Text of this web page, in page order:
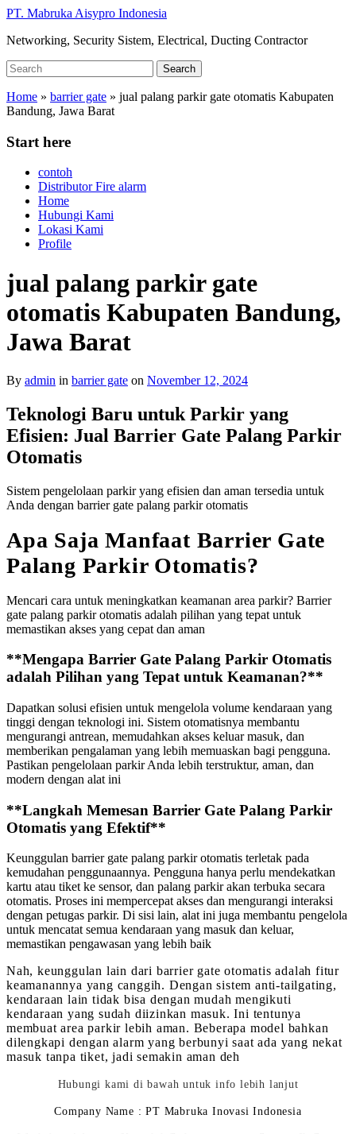
Skip
main
PT. Mabruka Aisypro Indonesia
Networking, Security Sistem, Electrical, Ducting Contractor
Search
for:
Search
Home » barrier gate » jual palang parkir gate otomatis Kabupaten
Bandung, Jawa Barat
Start here
contoh
Distributor Fire alarm
Home
Hubungi Kami
Lokasi Kami
Profile
jual palang parkir gate
otomatis Kabupaten Bandung,
Jawa Barat
By admin in barrier gate on November 12, 2024
Teknologi Baru untuk Parkir yang
Efisien: Jual Barrier Gate Palang Parkir
Otomatis
Sistem pengelolaan parkir yang efisien dan aman tersedia untuk
Anda dengan barrier gate palang parkir otomatis
Apa Saja Manfaat Barrier Gate
Palang Parkir Otomatis?
Mencari cara untuk meningkatkan keamanan area parkir? Barrier
gate palang parkir otomatis adalah pilihan yang tepat untuk
memastikan akses yang cepat dan aman
**Mengapa Barrier Gate Palang Parkir Otomatis
adalah Pilihan yang Tepat untuk Keamanan?**
Dapatkan solusi efisien untuk mengelola volume kendaraan yang
tinggi dengan teknologi ini. Sistem otomatisnya membantu
mengurangi antrean, memudahkan akses keluar masuk, dan
memberikan pengalaman yang lebih memuaskan bagi pengguna.
Pastikan pengelolaan parkir Anda lebih terstruktur, aman, dan
modern dengan alat ini
**Langkah Memesan Barrier Gate Palang Parkir
Otomatis yang Efektif**
Keunggulan barrier gate palang parkir otomatis terletak pada
kemudahan penggunaannya. Pengguna hanya perlu mendekatkan
kartu atau tiket ke sensor, dan palang parkir akan terbuka secara
otomatis. Proses ini mempercepat akses dan mengurangi interaksi
dengan petugas parkir. Di sisi lain, alat ini juga membantu pengelola
untuk mencatat semua kendaraan yang masuk dan keluar,
memastikan pengawasan yang lebih baik
Nah, keunggulan lain dari barrier gate otomatis adalah fitur
keamanannya yang canggih. Dengan sistem anti-tailgating,
kendaraan lain tidak bisa dengan mudah mengikuti
kendaraan yang sudah diizinkan masuk. Ini tentunya
membuat area parkir lebih aman. Beberapa model bahkan
dilengkapi dengan alarm yang berbunyi saat ada yang nekat
masuk tanpa tiket, jadi semakin aman deh
Hubungi kami di bawah untuk info lebih lanjut
Company Name : PT Mabruka Inovasi Indonesia